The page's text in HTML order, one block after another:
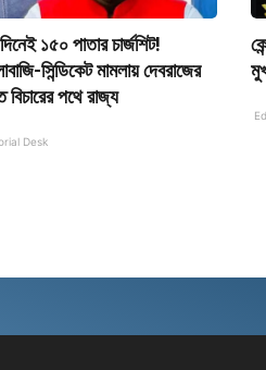
১৫০ পাতার চার্জশিট!
সিন্ডিকেট মামলায় দেবরাজের
পথে রাজ্য
Desk